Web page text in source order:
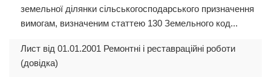
земельної ділянки сільськогосподарського призначення
вимогам, визначеним статтею 130 Земельного код...
Лист від 01.01.2001 Ремонтні і реставраційні роботи
(довідка)